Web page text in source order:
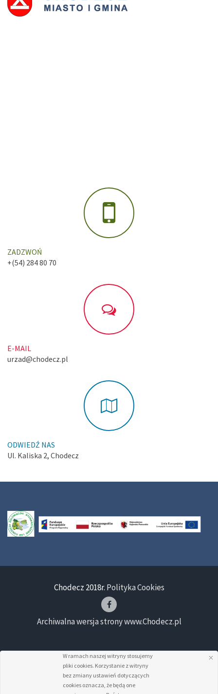
ZADZWOŃ
+(54) 284 80 70
E-MAIL
urzad@chodecz.pl
ODWIEDŹ NAS
Ul. Kaliska 2, Chodecz
Chodecz 2018r. Polityka Cookies
Archiwalna wersja strony www.Chodecz.pl
W ramach naszej witryny stosujemy
pliki cookies. Korzystanie z witryny
bez zmiany ustawień dotyczących
cookies oznacza, że będą one